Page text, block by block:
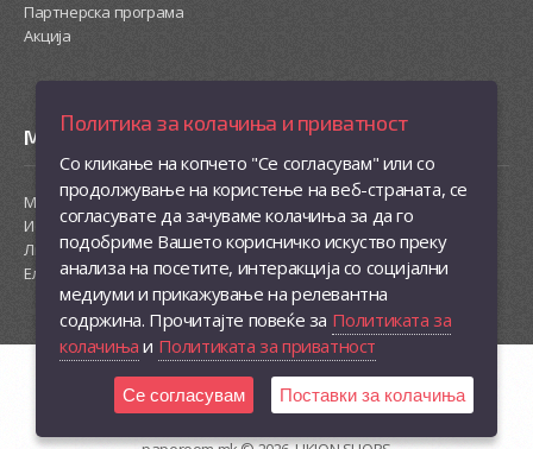
Партнерска програма
Акција
Моја сметка
Моја сметка
Историја на нарачки
Листа на желби
Електронски билтен
Политика за колачиња и приватност
Со кликање на копчето "Се согласувам" или со
продолжување на користење на веб-страната, се
согласувате да зачуваме колачиња за да го
подобриме Вашето корисничко искуство преку
анализа на посетите, интеракција со социјални
медиуми и прикажување на релевантна
содржина. Прочитајте повеќе за Политиката за
колачиња и Политиката за приватност
Се согласувам Поставки за колачиња